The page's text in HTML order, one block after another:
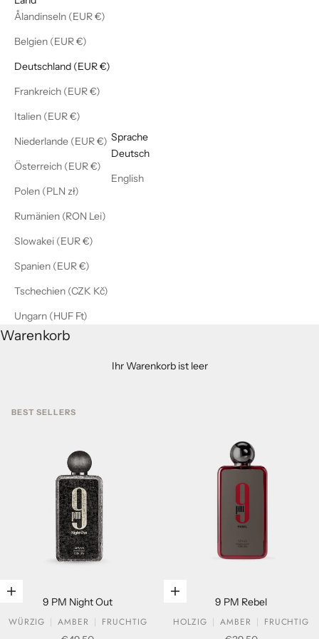
Ålandinseln (EUR €)
Belgien (EUR €)
Deutschland (EUR €)
Frankreich (EUR €)
Italien (EUR €)
Niederlande (EUR €)
Österreich (EUR €)
Polen (PLN zł)
Rumänien (RON Lei)
Slowakei (EUR €)
Spanien (EUR €)
Tschechien (CZK Kč)
Ungarn (HUF Ft)
Sprache
Deutsch
English
Warenkorb
Ihr Warenkorb ist leer
BEST SELLERS
In den Warenkorb legen
9 PM Night Out
WÜRZIG
AMBER
FRUCHTIG
In den Warenkorb legen
9 PM Rebel
HOLZIG
AMBER
FRUCHTIG